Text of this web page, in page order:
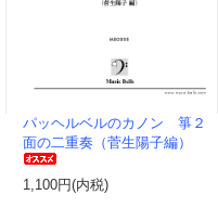
パッヘルベルのカノン 箏２
面の二重奏（菅生陽子編）
1,100円(内税)